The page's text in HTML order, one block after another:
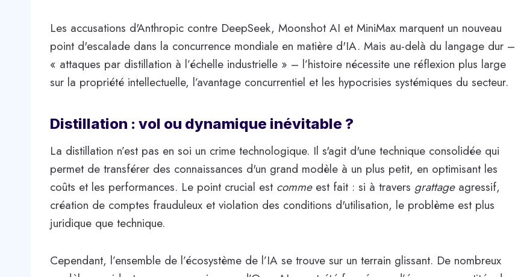
Les accusations d'Anthropic contre DeepSeek, Moonshot AI et MiniMax marquent un nouveau
point d'escalade dans la concurrence mondiale en matière d'IA. Mais au-delà du langage dur –
« attaques par distillation à l’échelle industrielle » – l’histoire nécessite une réflexion plus large
sur la propriété intellectuelle, l’avantage concurrentiel et les hypocrisies systémiques du secteur.
Distillation : vol ou dynamique inévitable ?
La distillation n’est pas en soi un crime technologique. Il s'agit d'une technique consolidée qui
permet de transférer des connaissances d'un grand modèle à un plus petit, en optimisant les
coûts et les performances. Le point crucial est commeest fait : si à travers grattage agressif,
création de comptes frauduleux et violation des conditions d'utilisation, le problème est plus
juridique que technique.
Cependant, l’ensemble de l’écosystème de l’IA se trouve sur un terrain glissant. De nombreux